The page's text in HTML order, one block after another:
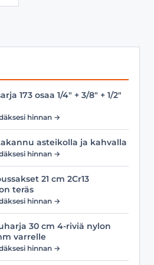
173 osaa 1/4" + 3/8" + 1/2"
hinnan →
asteikolla ja kahvalla
hinnan →
21 cm 2Cr13
teräs
hinnan →
30 cm 4-riviä nylon
varrelle
hinnan →